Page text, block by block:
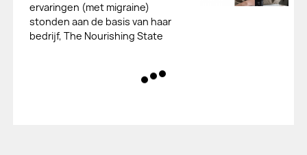
ervaringen (met migraine)
stonden aan de basis van haar
bedrijf, The Nourishing State